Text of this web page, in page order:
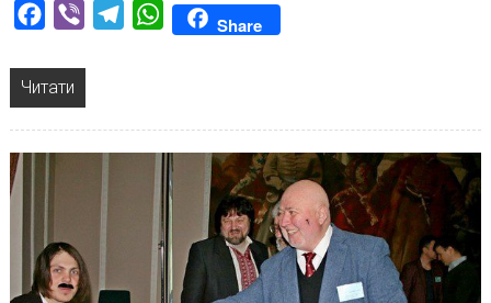
Facebook
Viber TelegramWhatsAppShare
Читати